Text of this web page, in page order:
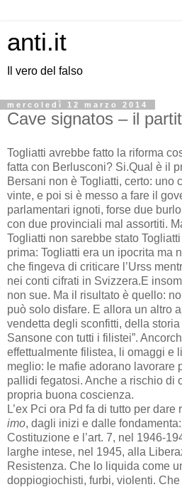
anti.it
Il vero del falso
mercoledì 12 marzo 2014
Cave signatos – il
Togliatti avrebbe fatto la riforma
fatta con Berlusconi? Si.Qual è il
Bersani non è Togliatti, certo: uno
vinte, e poi si è messo a fare il
parlamentari ignoti, forse due
con due provinciali mal assortiti.
Togliatti non sarebbe stato
prima: Togliatti era un ipocrita ma
che fingeva di criticare l’Urss
nei conti cifrati in Svizzera.E
non sue. Ma il risultato è quello:
può solo disfare. E allora un altro
vendetta degli sconfitti, della storia
Sansone con tutti i filistei”.
effettualmente filistea, li omaggi e
meglio: le mafie adorano lavorare
pallidi fegatosi. Anche a rischio di
propria buona coscienza.
L’ex Pci ora Pd fa di tutto per
imo, dagli inizi e dalle
Costituzione e l’art. 7, nel 1946-
larghe intese, nel 1945, alla
Resistenza. Che lo liquida come
doppiogiochisti, furbi, violenti. Che